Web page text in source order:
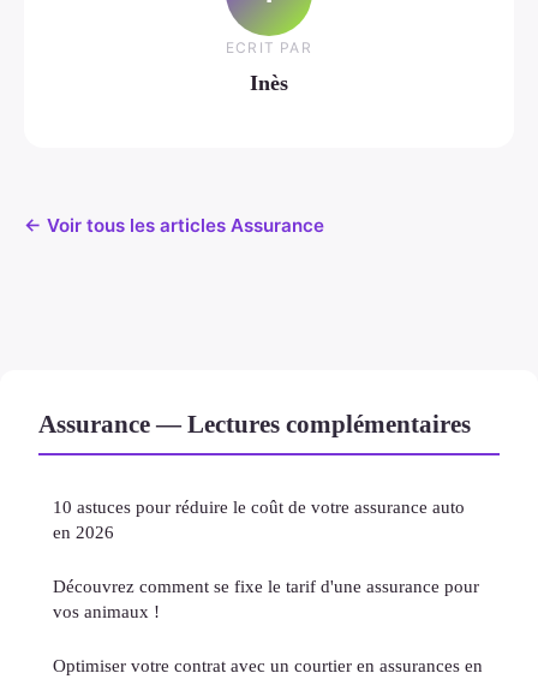
ECRIT PAR
Inès
← Voir tous les articles Assurance
Assurance — Lectures complémentaires
10 astuces pour réduire le coût de votre assurance auto
en 2026
Découvrez comment se fixe le tarif d'une assurance pour
vos animaux !
Optimiser votre contrat avec un courtier en assurances en